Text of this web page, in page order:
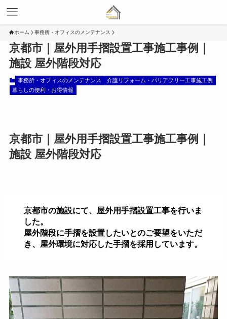
ホーム 事務所・オフィスのメンテナンス
京都市｜屋外用手摺設置工事施工事例｜
施設 屋外階段対応
事務所・オフィスのメンテナンス
介護リフォーム・バリアフリー工事施工例
暮らしの便利・お得情報
京都市｜屋外用手摺設置工事施工事例｜
施設 屋外階段対応
京都市の施設にて、 屋外用手摺設置工事を行いま
した。
屋外階段に手摺を設置したいとのご要望をいただ
き、屋外環境に対応した手摺を採用しています。